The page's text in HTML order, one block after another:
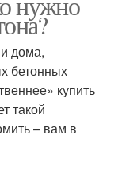
дома,
бетонных
купить
такой
– вам в